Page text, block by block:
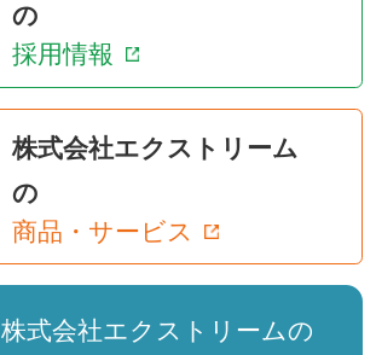
の
採用情報
株式会社エクストリーム
の
商品・サービス
株式会社エクストリームの